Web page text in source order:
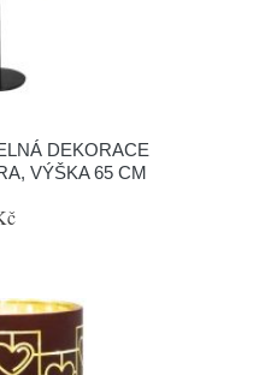
DEKORACE
VÝŠKA 65 CM